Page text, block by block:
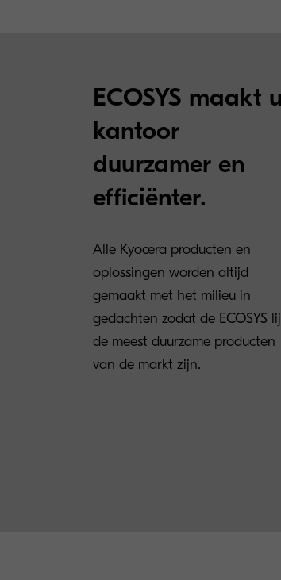
ECOSYS maakt
kantoor
duurzamer en
efficiënter.
Alle Kyocera producten en
oplossingen worden altijd
gemaakt met het milieu in
gedachten zodat de ECOSYS
de meest duurzame producten
van de markt zijn.